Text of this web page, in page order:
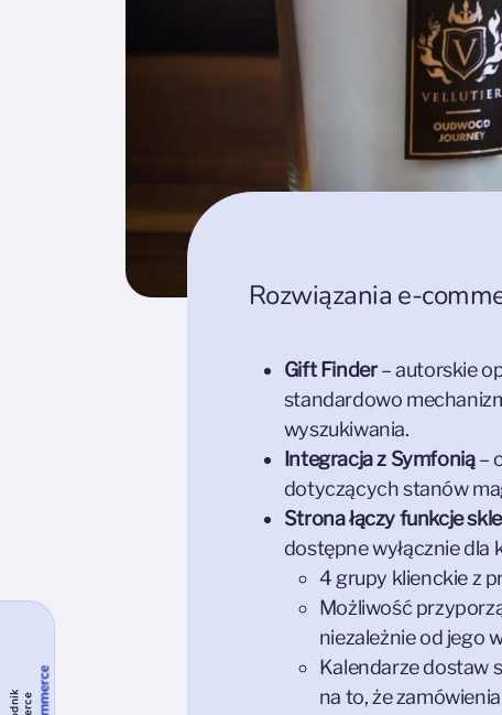
Rozwiązania e-
Gift Finder– autorskie
standardowo
wyszukiwania.
Integracja z Symfonią–
dotyczących stanów
Strona łączy funkcje
dostępne wyłącznie
4 grupy klienckie z
Możliwość
niezależnie od jego
Kalendarze dostaw
na to, że